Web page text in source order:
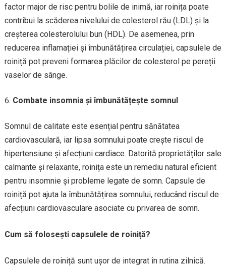
factor major de risc pentru bolile de inimă, iar roinița poate
contribui la scăderea nivelului de colesterol rău (LDL) și la
creșterea colesterolului bun (HDL). De asemenea, prin
reducerea inflamației și îmbunătățirea circulației, capsulele de
roiniță pot preveni formarea plăcilor de colesterol pe pereții
vaselor de sânge.
Combate insomnia și îmbunătățește somnul
Somnul de calitate este esențial pentru sănătatea
cardiovasculară, iar lipsa somnului poate crește riscul de
hipertensiune și afecțiuni cardiace. Datorită proprietăților sale
calmante și relaxante, roinița este un remediu natural eficient
pentru insomnie și probleme legate de somn. Capsule de
roiniță pot ajuta la îmbunătățirea somnului, reducând riscul de
afecțiuni cardiovasculare asociate cu privarea de somn.
Cum să folosești capsulele de roiniță?
Capsulele de roiniță sunt ușor de integrat în rutina zilnică.